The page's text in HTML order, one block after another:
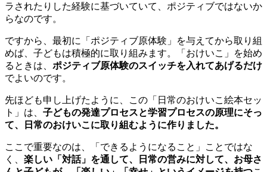
ラされたりした経験に基づいていて、ポジティブではないか
らなのです。
ですから、最初に「ポジティブ原体験」を与えてから取り組
めば、子どもは積極的に取り組みます。「おけいこ」を始め
るときは、 ポジティブ原体験のスイッチを入れてあげるだけ
でよいのです。
先ほども申し上げたように、この「日常のおけいこ絵本セッ
ト」は、 子どもの発達プロセスと学習プロセスの原理にそっ
て、日常のおけいこに取り組むように作りました。
ここで重要なのは、「できるようになること」ことではな
く、 楽しい「対話」を通して、日常の営みに対して、お母さ